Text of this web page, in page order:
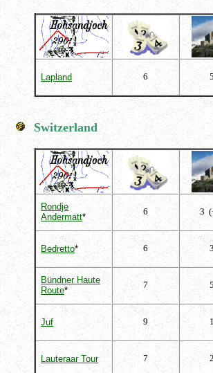
Lapland 6 5
Switzerland
Rondje
Andermatt*
6 3
Bedretto* 6 3
Bündner Haute
Route*
7 5
Juf 9 1
Lauteraar Tour 7 2